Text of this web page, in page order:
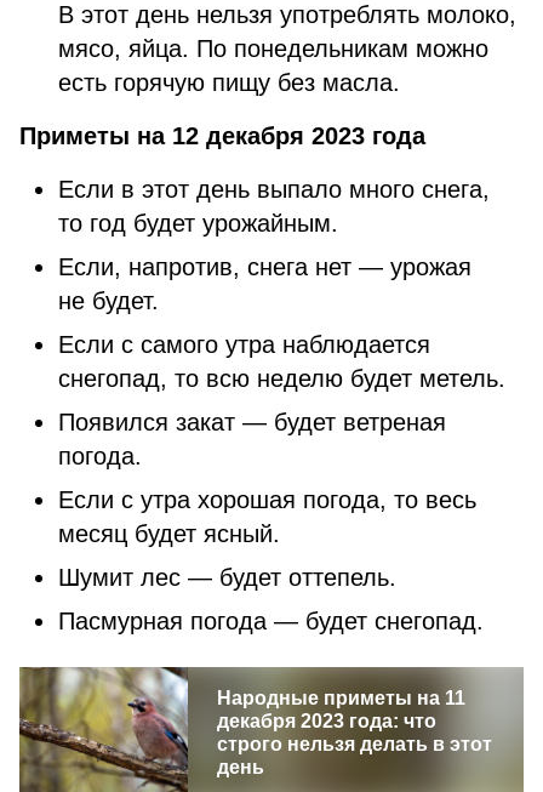
В этот день нельзя употреблять молоко,
мясо, яйца. По понедельникам можно
есть горячую пищу без масла.
Приметы на 12 декабря 2023 года
Если в этот день выпало много снега,
то год будет урожайным.
Если, напротив, снега нет — урожая
не будет.
Если с самого утра наблюдается
снегопад, то всю неделю будет метель.
Появился закат — будет ветреная
погода.
Если с утра хорошая погода, то весь
месяц будет ясный.
Шумит лес — будет оттепель.
Пасмурная погода — будет снегопад.
Народные приметы на 11
декабря 2023 года: что
строго нельзя делать в этот
день